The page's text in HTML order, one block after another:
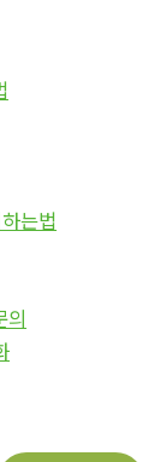
는법
의